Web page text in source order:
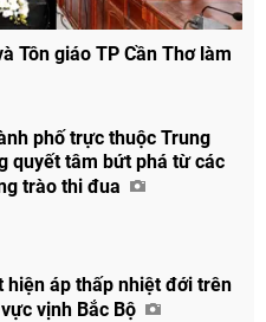
Tôn giáo TP Cần Thơ làm
phố trực thuộc Trung
quyết tâm bứt phá từ các
trào thi đua
hiện áp thấp nhiệt đới trên
vịnh Bắc Bộ